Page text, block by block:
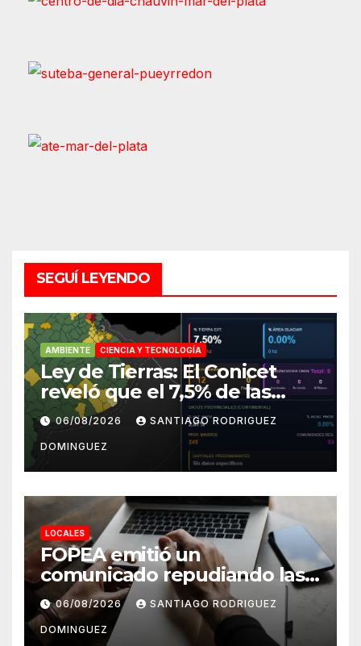
SEGUÍ LEYENDO
AMBIENTE CIENCIA Y TECNOLOGÍA
Ley de Tierras: El Conicet
reveló que el 7,5% de las
tierras rurales de Mar del
Plata pertenecen a
extranjeros
06/08/2026 SANTIAGO RODRIGUEZ
DOMINGUEZ
LOCALES
FOPEA emitió un
comunicado repudiando las
cuentas pseudo periodísticas
de Instagram en Mar del
Plata
06/08/2026 SANTIAGO RODRIGUEZ
DOMINGUEZ